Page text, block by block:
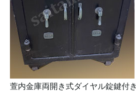
萱内金庫両開き式ダイヤル錠鍵付き